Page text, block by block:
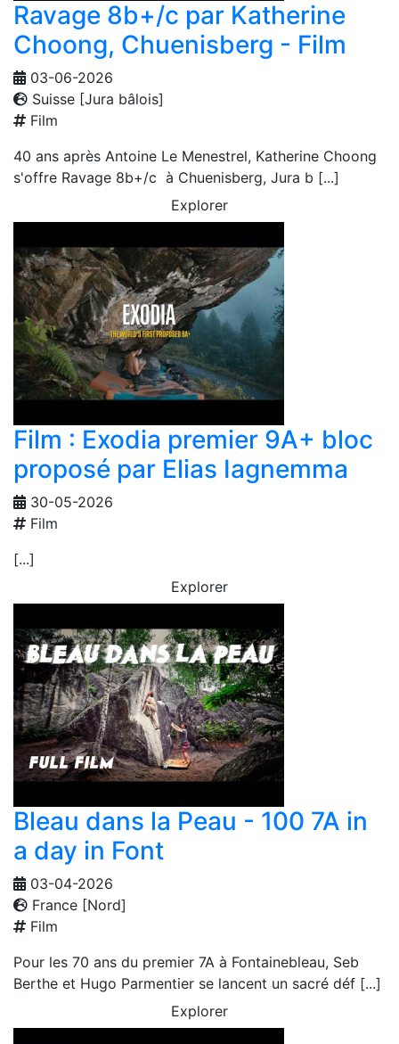
Ravage 8b+/c par Katherine
Choong, Chuenisberg - Film
03-06-2026
Suisse [Jura bâlois]
Film
40 ans après Antoine Le Menestrel, Katherine Choong
s'offre Ravage 8b+/c à Chuenisberg, Jura b [...]
Explorer
Film : Exodia premier 9A+ bloc
proposé par Elias Iagnemma
30-05-2026
Film
[...]
Explorer
Bleau dans la Peau - 100 7A in
a day in Font
03-04-2026
France [Nord]
Film
Pour les 70 ans du premier 7A à Fontainebleau, Seb
Berthe et Hugo Parmentier se lancent un sacré déf [...]
Explorer